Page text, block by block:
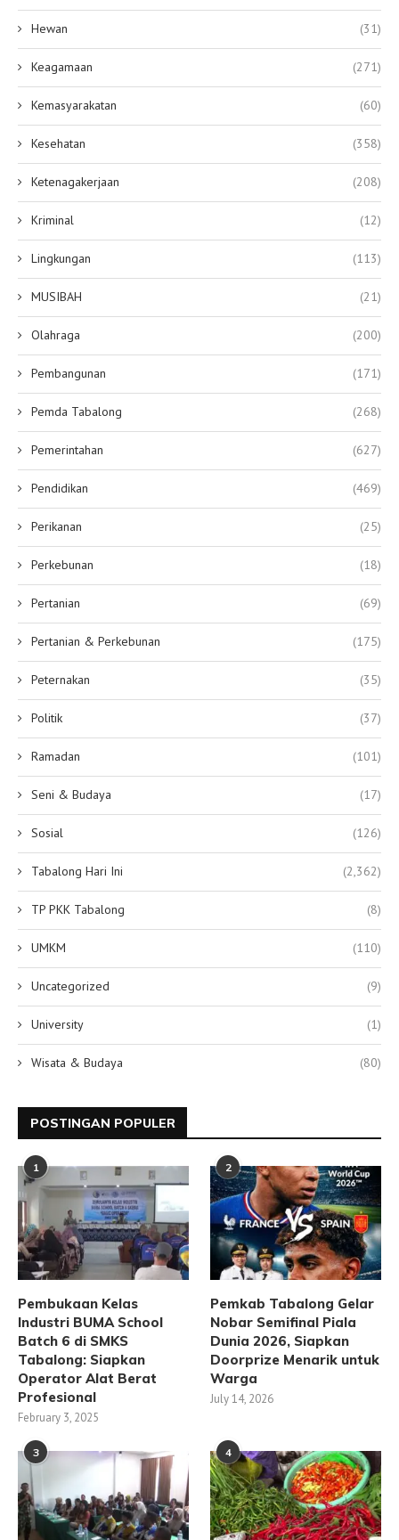
Hewan (31)
Keagamaan (271)
Kemasyarakatan (60)
Kesehatan (358)
Ketenagakerjaan (208)
Kriminal (12)
Lingkungan (113)
MUSIBAH (21)
Olahraga (200)
Pembangunan (171)
Pemda Tabalong (268)
Pemerintahan (627)
Pendidikan (469)
Perikanan (25)
Perkebunan (18)
Pertanian (69)
Pertanian & Perkebunan (175)
Peternakan (35)
Politik (37)
Ramadan (101)
Seni & Budaya (17)
Sosial (126)
Tabalong Hari Ini (2,362)
TP PKK Tabalong (8)
UMKM (110)
Uncategorized (9)
University (1)
Wisata & Budaya (80)
POSTINGAN POPULER
1
Pembukaan Kelas
Industri BUMA School
Batch 6 di SMKS
Tabalong: Siapkan
Operator Alat Berat
Profesional
February 3, 2025
2
Pemkab Tabalong Gelar
Nobar Semifinal Piala
Dunia 2026, Siapkan
Doorprize Menarik untuk
Warga
July 14, 2026
3 4